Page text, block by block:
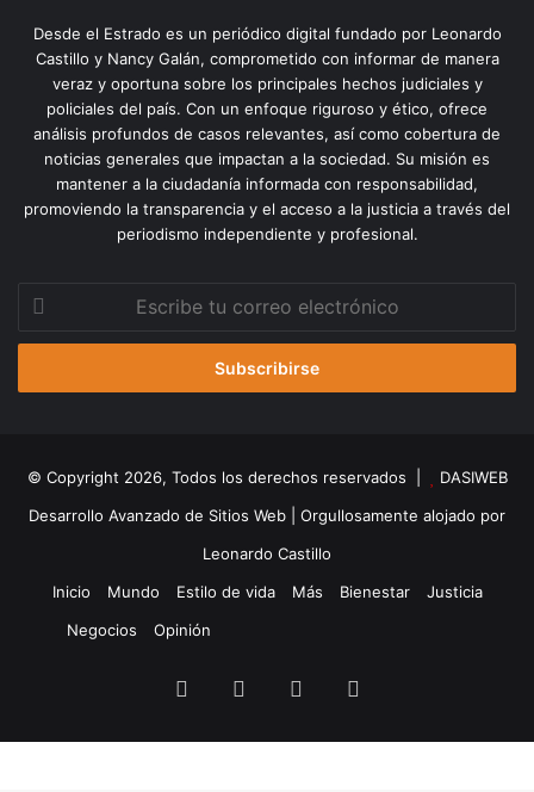
Desde el Estrado es un periódico digital fundado por Leonardo
Castillo y Nancy Galán, comprometido con informar de manera
veraz y oportuna sobre los principales hechos judiciales y
policiales del país. Con un enfoque riguroso y ético, ofrece
análisis profundos de casos relevantes, así como cobertura de
noticias generales que impactan a la sociedad. Su misión es
mantener a la ciudadanía informada con responsabilidad,
promoviendo la transparencia y el acceso a la justicia a través del
periodismo independiente y profesional.
correo
© Copyright 2026, Todos los derechos reservados |
DASIWEB
Desarrollo Avanzado de Sitios Web | Orgullosamente alojado por
Leonardo Castillo
Inicio
Mundo Estilo de vida Más Bienestar
Justicia
Negocios
Opinión
Facebook YouTube